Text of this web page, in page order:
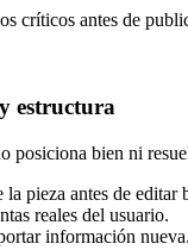
críticos antes de
estructura
posiciona bien ni
pieza antes de editar
reales del usuario.
información nueva.